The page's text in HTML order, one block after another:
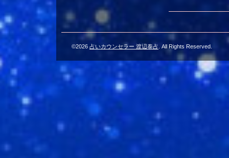
©2026 占いカウンセラー 渡辺泰占 . All Rights Reserved.